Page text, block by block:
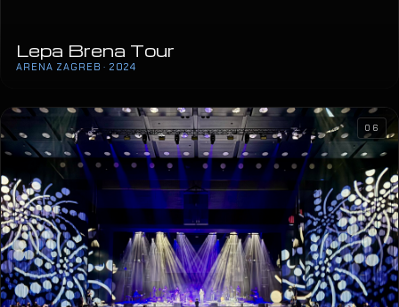
Lepa Brena Tour
ARENA ZAGREB · 2024
06